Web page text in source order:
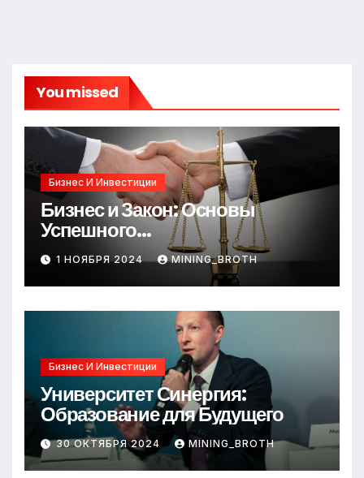
You missed
Бизнес И Инвестиции
Бизнес и Закон: Основы
Успешного
Предпринимательства
1 НОЯБРЯ 2024 MINING_BROTH
Бизнес И Инвестиции
Университет Синергия:
Образование для Будущего
30 ОКТЯБРЯ 2024 MINING_BROTH